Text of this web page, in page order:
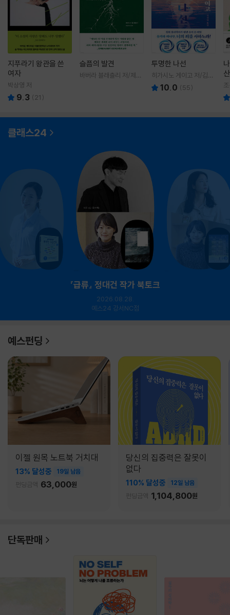
지푸라기 왕관을 쓴
여자
박상영 저
9.3 ( 21 )
슬픔의 발견
바버라 블래츨리 저/제효
투명한 나선
히가시노 게이고 저/김선
영 역10.0 (55)
클래스24
『급류』 정대건 작가 북토크
2026.08.28.
예스24 강서NC점
예스펀딩
이젤 원목 노트북 거치대
13% 달성중 19일 남음
펀딩금액 63,000원
당신의 집중력은 잘못이
없다
110% 달성중 12일 남음
펀딩금액 1,104,800원
단독판매